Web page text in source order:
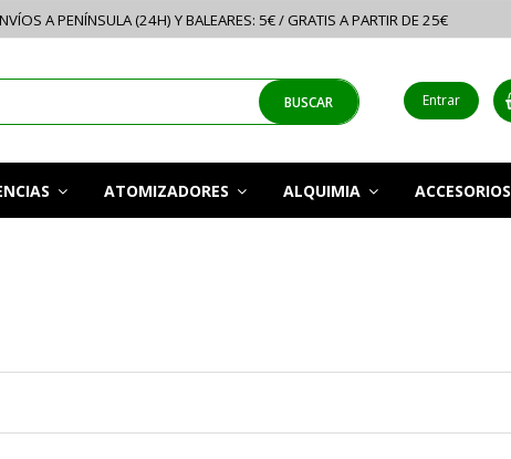
A PENÍNSULA (24H) Y BALEARES: 5€ / GRATIS A PARTIR DE 25€
BUSCAR Entrar
ATOMIZADORES ALQUIMIA ACCESORIOS